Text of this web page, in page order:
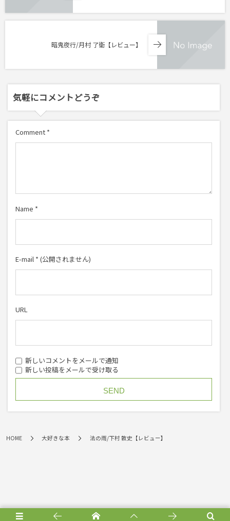
暗鬼夜行/月村 了衛【レビュー】
気軽にコメントどうぞ
Comment *
Name *
E-mail * (公開されません)
URL
新しいコメントをメールで通知
新しい投稿をメールで受け取る
HOME 大好きな本 法の雨/下村 敦史【レビュー】